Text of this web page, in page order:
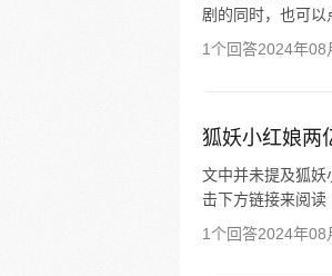
剧的同时，也可以
1个回答2024年08
狐妖小红娘两
文中并未提及狐妖
击下方链接来阅读
1个回答2024年08